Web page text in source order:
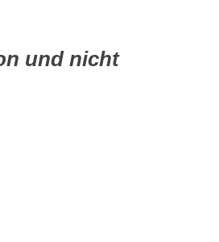
und nicht